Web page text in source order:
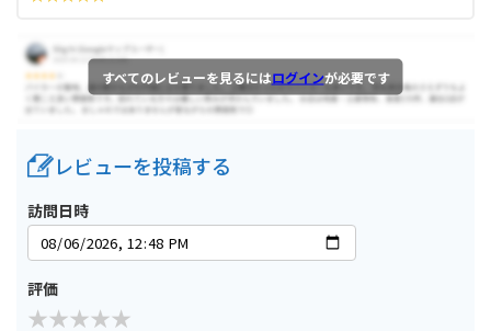
すべてのレビューを見るにはログインが必要です
レビューを投稿する
訪問日時
評価